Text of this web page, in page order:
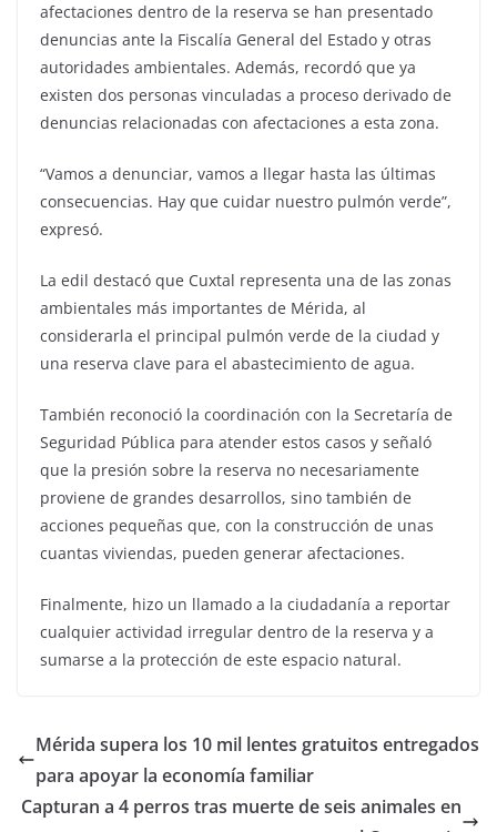
afectaciones dentro de la reserva se han presentado
denuncias ante la Fiscalía General del Estado y otras
autoridades ambientales. Además, recordó que ya
existen dos personas vinculadas a proceso derivado de
denuncias relacionadas con afectaciones a esta zona.
“Vamos a denunciar, vamos a llegar hasta las últimas
consecuencias. Hay que cuidar nuestro pulmón verde”,
expresó.
La edil destacó que Cuxtal representa una de las zonas
ambientales más importantes de Mérida, al
considerarla el principal pulmón verde de la ciudad y
una reserva clave para el abastecimiento de agua.
También reconoció la coordinación con la Secretaría de
Seguridad Pública para atender estos casos y señaló
que la presión sobre la reserva no necesariamente
proviene de grandes desarrollos, sino también de
acciones pequeñas que, con la construcción de unas
cuantas viviendas, pueden generar afectaciones.
Finalmente, hizo un llamado a la ciudadanía a reportar
cualquier actividad irregular dentro de la reserva y a
sumarse a la protección de este espacio natural.
Mérida supera los 10 mil lentes gratuitos entregados
para apoyar la economía familiar
Capturan a 4 perros tras muerte de seis animales en